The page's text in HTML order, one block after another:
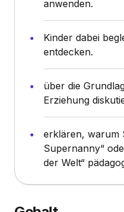
anwenden.
Kinder dabei
entdecken.
über die
Erziehung
erklären, warum
Supernanny“
der Welt“